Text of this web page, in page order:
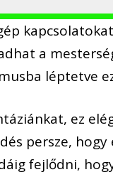
a
léptetve
ez
persze,
fejlődni,